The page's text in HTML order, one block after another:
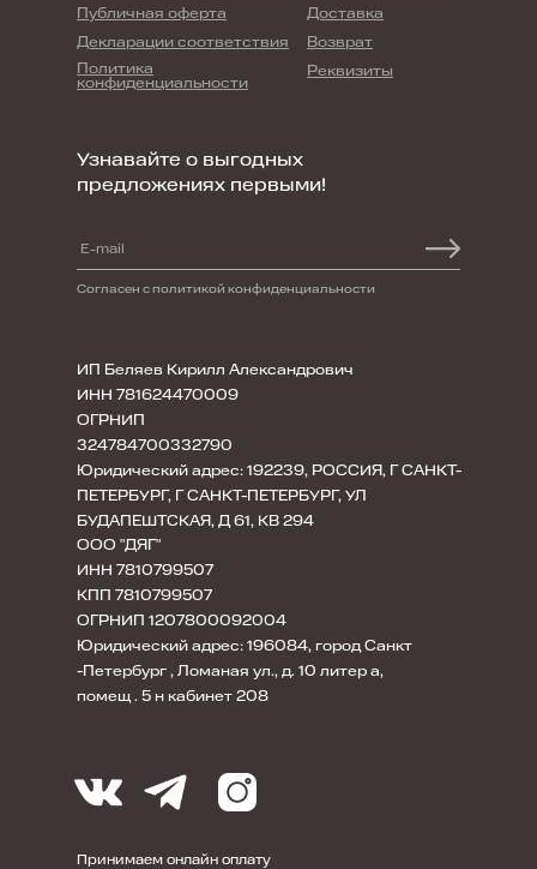
ИП Беляев Кирилл Александрович
ИНН 781624470009
ОГРНИП
324784700332790
Юридический адрес: 192239, РОССИЯ, Г САНКТ-
ПЕТЕРБУРГ, Г САНКТ-ПЕТЕРБУРГ, УЛ
БУДАПЕШТСКАЯ, Д 61, КВ 294
Возврат
Декларации соответствия
Реквизиты
Политика
конфиденциальности
Доставка
Публичная оферта
Принимаем онлайн оплату
Согласен с политикой конфиденциальности
Узнавайте о выгодных
предложениях первыми!
ООО "ДЯГ"
ИНН 7810799507
КПП 7810799507
ОГРНИП 1207800092004
Юридический адрес: 196084, город Санкт
-Петербург , Ломаная ул., д. 10 литер а,
помещ . 5 н кабинет 208